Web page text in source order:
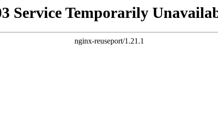
Service Temporarily
nginx-reuseport/1.21.1